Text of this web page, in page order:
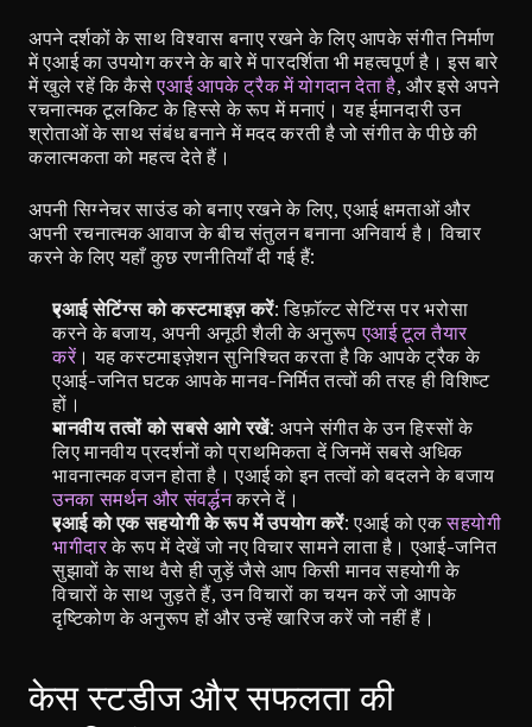
अपने दर्शकों के साथ विश्वास बनाए रखने के लिए आपके संगीत निर्माण
में एआई का उपयोग करने के बारे में पारदर्शिता भी महत्वपूर्ण है। इस बारे
में खुले रहें कि कैसे एआई आपके ट्रैक में योगदान देता है, और इसे अपने
रचनात्मक टूलकिट के हिस्से के रूप में मनाएं। यह ईमानदारी उन
श्रोताओं के साथ संबंध बनाने में मदद करती है जो संगीत के पीछे की
कलात्मकता को महत्व देते हैं।
अपनी सिग्नेचर साउंड को बनाए रखने के लिए, एआई क्षमताओं और
अपनी रचनात्मक आवाज के बीच संतुलन बनाना अनिवार्य है। विचार
करने के लिए यहाँ कुछ रणनीतियाँ दी गई हैं:
एआई सेटिंग्स को कस्टमाइज़ करें: डिफ़ॉल्ट सेटिंग्स पर भरोसा
करने के बजाय, अपनी अनूठी शैली के अनुरूप एआई टूल तैयार
करें। यह कस्टमाइज़ेशन सुनिश्चित करता है कि आपके ट्रैक के
एआई-जनित घटक आपके मानव-निर्मित तत्वों की तरह ही विशिष्ट
हों।
मानवीय तत्वों को सबसे आगे रखें: अपने संगीत के उन हिस्सों के
लिए मानवीय प्रदर्शनों को प्राथमिकता दें जिनमें सबसे अधिक
उनका समर्थन और संवर्द्धन करने दें।
एआई को एक सहयोगी के रूप में उपयोग करें: एआई को एक सहयोगी
भागीदार के रूप में देखें जो नए विचार सामने लाता है। एआई-जनित
सुझावों के साथ वैसे ही जुड़ें जैसे आप किसी मानव सहयोगी के
विचारों के साथ जुड़ते हैं, उन विचारों का चयन करें जो आपके
दृष्टिकोण के अनुरूप हों और उन्हें खारिज करें जो नहीं हैं।
केस स्टडीज और सफलता की